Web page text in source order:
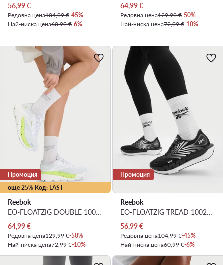
Актуална цена
56,99€
Редовна цена104,99 €-45%
Най-ниска цена60,99 €-6%
Актуална цена
64,99€
Редовна цена129,99 €-50%
Най-ниска цена72,99 €-10%
още 25% Код: LAST
Промоция
Reebok
EO-FLOATZIG DOUBLE 100244469 · Маратонки за бягане
Актуална цена
64,99€
Редовна цена129,99 €-50%
Най-ниска цена72,99 €-10%
Промоция
Reebok
EO-FLOATZIG TREAD 100247798 · Маратонки за бягане
Актуална цена
56,99€
Редовна цена104,99 €-45%
Най-ниска цена60,99 €-6%